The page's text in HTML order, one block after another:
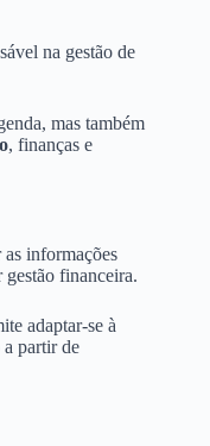
na gestão de
mas também
, finanças e
informações
gestão financeira.
adaptar-se à
partir de